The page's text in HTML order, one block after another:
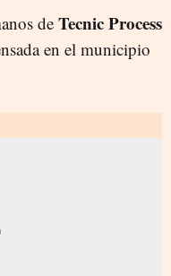
de Tecnic Process
en el municipio